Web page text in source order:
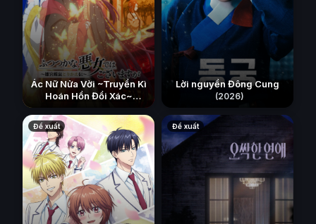
Ác Nữ Nửa Vời ~Truyền Kì
Hoán Hồn Đổi Xác~
Lời nguyền Đông Cung
(2026)
Đề xuất Đề xuất